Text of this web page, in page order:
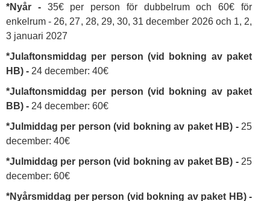
*Nyår - 35€ per person för dubbelrum och 60€ för
enkelrum - 26, 27, 28, 29, 30, 31 december 2026 och 1, 2,
3 januari 2027
*Julaftonsmiddag per person (vid bokning av paket
HB) - 24 december: 40€
*Julaftonsmiddag per person (vid bokning av paket
BB) - 24 december: 60€
*Julmiddag per person (vid bokning av paket HB) - 25
december: 40€
*Julmiddag per person (vid bokning av paket BB) - 25
december: 60€
*Nyårsmiddag per person (vid bokning av paket HB) -